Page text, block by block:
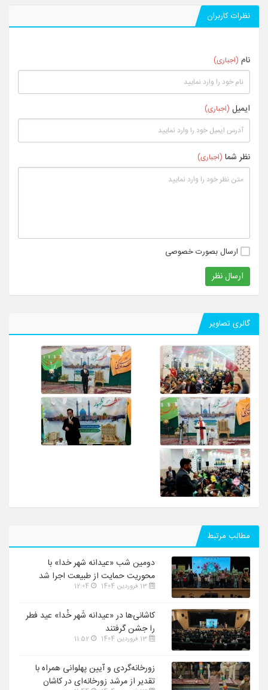
نظرات کاربران
نام (اجباری)
ایمیل (اجباری)
نظر شما (اجباری)
ارسال بصورت خصوصی
ارسال نظر
گالری تصاویر
مطالب مرتبط
دومین شب «عیدانه شهر خدا» با
محوریت حمایت از طبیعت اجرا شد
13 فروردین 1404
کاشانی‌ها در «عیدانه شَهر خُدا» عید فطر
را جشن گرفتند
13 فروردین 1404 11:52
زورخانه‌گردی و آیین پهلوانی همراه با
تقدیر از مرشد زورخانه‌ای در کاشان